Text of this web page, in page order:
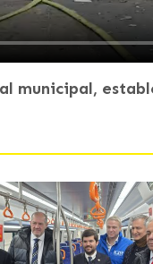
municipal,